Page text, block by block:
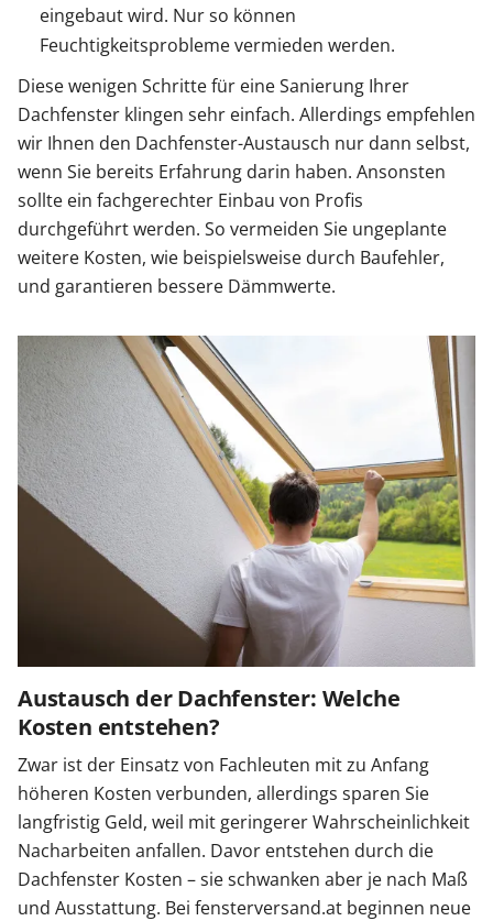
eingebaut wird. Nur so können
Feuchtigkeitsprobleme vermieden werden.
Diese wenigen Schritte für eine Sanierung Ihrer
Dachfenster klingen sehr einfach. Allerdings empfehlen
wir Ihnen den Dachfenster-Austausch nur dann selbst,
wenn Sie bereits Erfahrung darin haben. Ansonsten
sollte ein fachgerechter Einbau von Profis
durchgeführt werden. So vermeiden Sie ungeplante
weitere Kosten, wie beispielsweise durch Baufehler,
und garantieren bessere Dämmwerte.
Austausch der Dachfenster: Welche
Kosten entstehen?
Zwar ist der Einsatz von Fachleuten mit zu Anfang
höheren Kosten verbunden, allerdings sparen Sie
langfristig Geld, weil mit geringerer Wahrscheinlichkeit
Nacharbeiten anfallen. Davor entstehen durch die
Dachfenster Kosten – sie schwanken aber je nach Maß
und Ausstattung. Bei fensterversand.at beginnen neue